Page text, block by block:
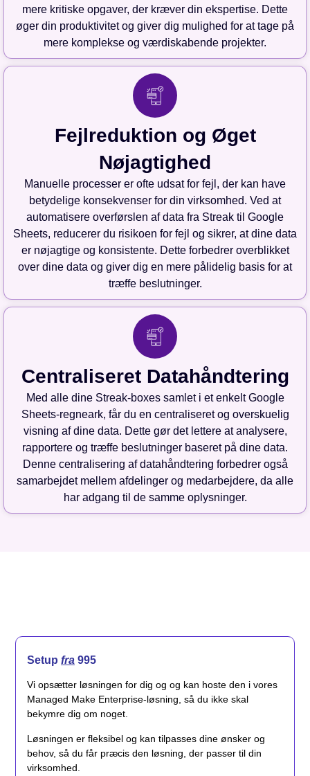
mere kritiske opgaver, der kræver din ekspertise. Dette
øger din produktivitet og giver dig mulighed for at tage på
mere komplekse og værdiskabende projekter.
Fejlreduktion og Øget
Nøjagtighed
Manuelle processer er ofte udsat for fejl, der kan have
betydelige konsekvenser for din virksomhed. Ved at
automatisere overførslen af data fra Streak til Google
Sheets, reducerer du risikoen for fejl og sikrer, at dine data
er nøjagtige og konsistente. Dette forbedrer overblikket
over dine data og giver dig en mere pålidelig basis for at
træffe beslutninger.
Centraliseret Datahåndtering
Med alle dine Streak-boxes samlet i et enkelt Google
Sheets-regneark, får du en centraliseret og overskuelig
visning af dine data. Dette gør det lettere at analysere,
rapportere og træffe beslutninger baseret på dine data.
Denne centralisering af datahåndtering forbedrer også
samarbejdet mellem afdelinger og medarbejdere, da alle
har adgang til de samme oplysninger.
Setup fra 995
Vi opsætter løsningen for dig og og kan hoste den i vores
Managed Make Enterprise-løsning, så du ikke skal
bekymre dig om noget.
Løsningen er fleksibel og kan tilpasses dine ønsker og
behov, så du får præcis den løsning, der passer til din
virksomhed.